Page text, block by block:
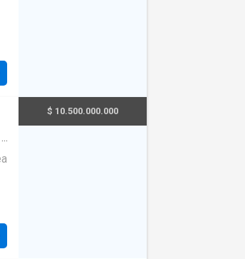
$ 10.500.000.000